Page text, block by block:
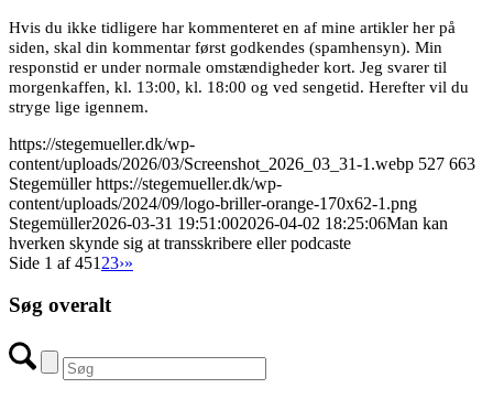
Hvis du ikke tidligere har kommenteret en af mine artikler her på
siden, skal din kommentar først godkendes (spamhensyn). Min
responstid er under normale omstændigheder kort. Jeg svarer til
morgenkaffen, kl. 13:00, kl. 18:00 og ved sengetid. Herefter vil du
stryge lige igennem.
https://stegemueller.dk/wp-
content/uploads/2026/03/Screenshot_2026_03_31-1.webp 527 663
Stegemüller https://stegemueller.dk/wp-
content/uploads/2024/09/logo-briller-orange-170x62-1.png
Stegemüller2026-03-31 19:51:002026-04-02 18:25:06Man kan
hverken skynde sig at transskribere eller podcaste
Side 1 af 451 23›»
Søg overalt